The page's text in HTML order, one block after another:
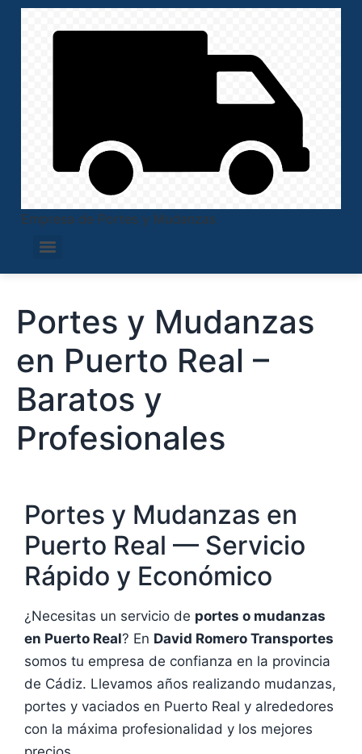
Empresa de Portes y Mudanzas
Portes y Mudanzas
en Puerto Real –
Baratos y
Profesionales
Portes y Mudanzas en
Puerto Real — Servicio
Rápido y Económico
¿Necesitas un servicio de portes o mudanzas
en Puerto Real? En David Romero Transportes
somos tu empresa de confianza en la provincia
de Cádiz. Llevamos años realizando mudanzas,
portes y vaciados en Puerto Real y alrededores
con la máxima profesionalidad y los mejores